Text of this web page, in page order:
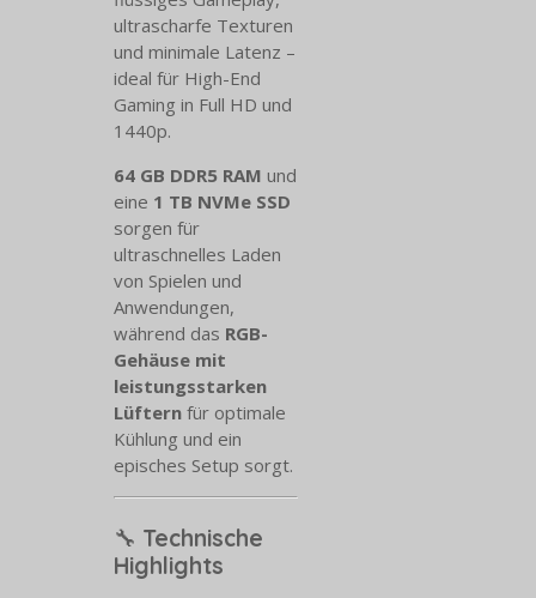
ultrascharfe Texturen
und minimale Latenz –
ideal für High-End
Gaming in Full HD und
1440p.
64 GB DDR5 RAM und
eine 1 TB NVMe SSD
sorgen für
ultraschnelles Laden
von Spielen und
Anwendungen,
während das RGB-
Gehäuse mit
leistungsstarken
Lüfternfür optimale
Kühlung und ein
episches Setup sorgt.
🔧 Technische
Highlights